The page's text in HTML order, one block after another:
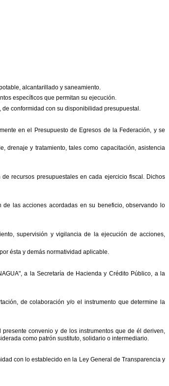
alcantarillado y saneamiento.
específicos que permitan su ejecución.
conformidad con su disponibilidad presupuestal.
en el Presupuesto de Egresos de la Federación, y se
drenaje y tratamiento, tales como capacitación, asistencia
recursos presupuestales en cada ejercicio fiscal. Dichos
de las acciones acordadas en su beneficio, observando lo
supervisión y vigilancia de la ejecución de acciones,
ésta y demás normatividad aplicable.
" , a la Secretaría de Hacienda y Crédito Público, a la
de colaboración y/o el instrumento que determine la
convenio y de los instrumentos que de él deriven,
como patrón sustituto, solidario o intermediario.
con lo establecido en la Ley General de Transparencia y